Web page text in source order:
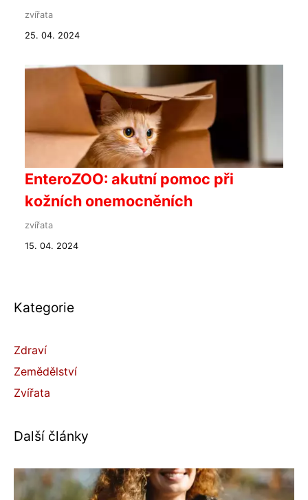
zvířata
25. 04. 2024
EnteroZOO: akutní pomoc při
kožních onemocněních
zvířata
15. 04. 2024
Kategorie
Zdraví
Zemědělství
Zvířata
Další články